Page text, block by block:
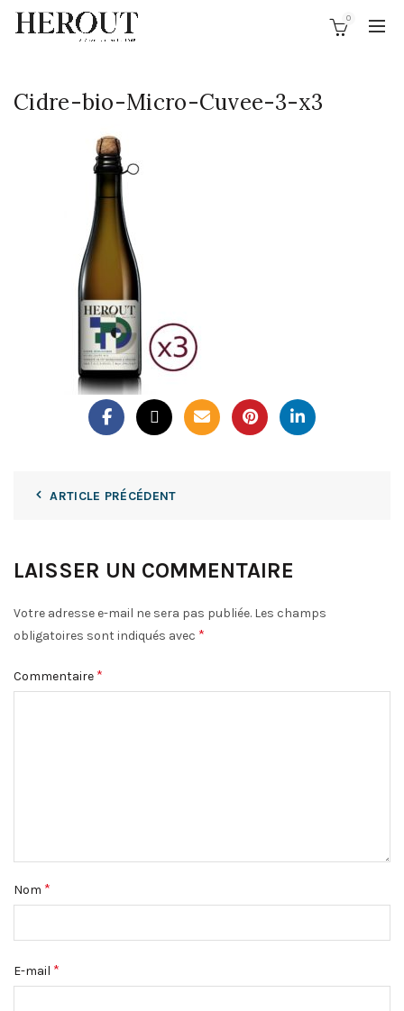
0
Cidre-bio-Micro-Cuvee-3-x3
ARTICLE PRÉCÉDENT
LAISSER UN COMMENTAIRE
Votre adresse e-mail ne sera pas publiée. Les champs
obligatoires sont indiqués avec *
Commentaire *
Nom *
E-mail *